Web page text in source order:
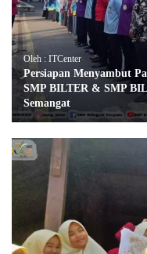
Oleh : ITCenter
Persiapan Menyambut
SMP BILTER & SMP
Semangat